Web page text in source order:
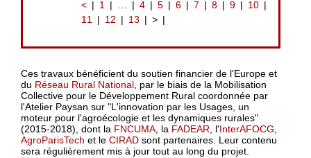
< 1 … 4 5 6 7 8 9
10
11
12 13 >
Ces travaux bénéficient du soutien financier de l'Europe et
du Réseau Rural National, par le biais de la Mobilisation
Collective pour le Développement Rural coordonnée par
l'Atelier Paysan sur "L'innovation par les Usages, un
moteur pour l'agroécologie et les dynamiques rurales"
(2015-2018), dont la FNCUMA, la FADEAR, l'InterAFOCG,
AgroParisTech et le CIRAD sont partenaires. Leur contenu
sera régulièrement mis à jour tout au long du projet.